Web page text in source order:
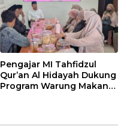
Pengajar MI Tahfidzul
Qur’an Al Hidayah Dukung
Program Warung Makan